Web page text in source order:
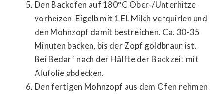
Den Backofen auf 180°C Ober-/Unterhitze
vorheizen. Eigelb mit 1 EL Milch verquirlen und
den Mohnzopf damit bestreichen. Ca. 30-35
Minuten backen, bis der Zopf goldbraun ist.
Bei Bedarf nach der Hälfte der Backzeit mit
Alufolie abdecken.
Den fertigen Mohnzopf aus dem Ofen nehmen